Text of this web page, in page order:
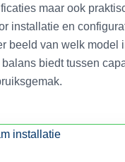
maar ook
installatie en
beeld van welk model
biedt tussen